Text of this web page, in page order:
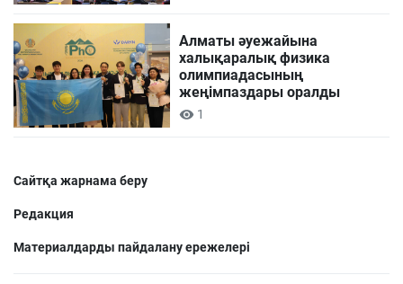
Алматы әуежайына
халықаралық физика
олимпиадасының
жеңімпаздары оралды
1
Сайтқа жарнама беру
Редакция
Материалдарды пайдалану ережелері